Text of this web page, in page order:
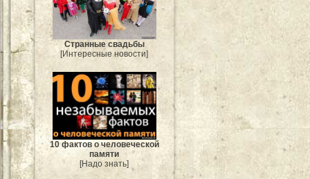
Странные свадьбы
[Интересные новости]
10 фактов о человеческой
памяти
[Надо знать]